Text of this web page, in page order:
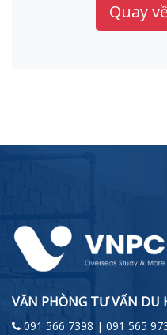
Quay
VĂN PHÒNG TƯ VẤN DU
091 566 7398 | 091 565